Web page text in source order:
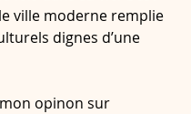
ville moderne remplie
dignes d’une
opinon sur